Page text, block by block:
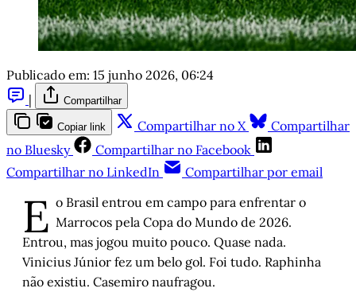
Publicado em: 15 junho 2026, 06:24
|
Compartilhar
Copiar link Compartilhar no X
Compartilhar
no Bluesky
Compartilhar no Facebook
Compartilhar no LinkedIn
Compartilhar por email
E o Brasil entrou em campo para enfrentar o
Marrocos pela Copa do Mundo de 2026.
Entrou, mas jogou muito pouco. Quase nada.
Vinicius Júnior fez um belo gol. Foi tudo. Raphinha
não existiu. Casemiro naufragou.